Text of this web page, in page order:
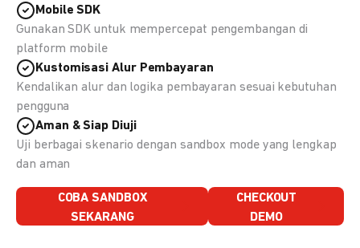
Mobile SDK
Gunakan SDK untuk mempercepat pengembangan di
platform mobile
Kustomisasi Alur Pembayaran
Kendalikan alur dan logika pembayaran sesuai kebutuhan
pengguna
Aman & Siap Diuji
Uji berbagai skenario dengan sandbox mode yang lengkap
dan aman
COBA SANDBOX
SEKARANG
CHECKOUT
DEMO